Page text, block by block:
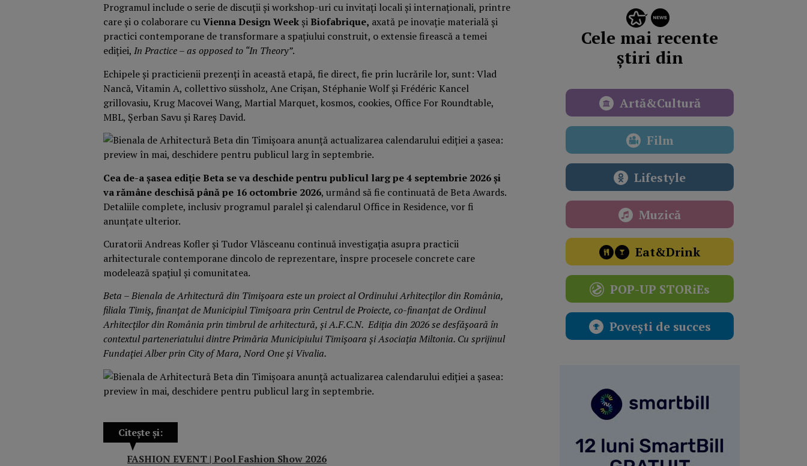
Programul include o serie de discuții și workshop-uri cu invitați locali și internaționali, printre
care și o colaborare cuVienna Design Week șiBiofabrique, axată pe inovație materială și
practici contemporane de transformare a spațiului construit, o extensie firească a temei
ediției, In Practice – as opposed to “In Theory”.
Echipele și practicienii prezenți în această etapă, fie direct, fie prin lucrările lor, sunt: Vlad
Nancă, Vitamin A, collettivo süssholz, Ane Crișan, Stéphanie Wolf și Frédéric Kancel
grillovasiu, Krug Macovei Wang, Martial Marquet, kosmos, cookies, Office For Roundtable,
MBL, Șerban Savu și Rareș David.
Cea de-a șasea ediție Beta se va deschide pentru publicul larg pe 4 septembrie 2026 și
va rămâne deschisă până pe 16 octombrie 2026, urmând să fie continuată de Beta Awards.
Detaliile complete, inclusiv programul paralel și calendarul Office in Residence, vor fi
anunțate ulterior.
Curatorii Andreas Kofler și Tudor Vlăsceanu continuă investigația asupra practicii
arhitecturale contemporane dincolo de reprezentare, înspre procesele concrete care
modelează spațiul și comunitatea.
Beta – Bienala de Arhitectură din Timișoara este un proiect al Ordinului Arhitecților din România,
filiala Timiș, finanțat de Municipiul Timișoara prin Centrul de Proiecte, co-finanțat de Ordinul
Arhitecților din România prin timbrul de arhitectură, și A.F.C.N. Ediția din 2026 se desfășoară în
contextul parteneriatului dintre Primăria Municipiului Timișoara și Asociația Miltonia. Cu sprijinul
Fundației Alber prin City of Mara, Nord One și Vivalia.
Citește și:
FASHION EVENT | Pool Fashion Show 2026
Cele mai recente
știri din
Artă&Cultură
Film
Lifestyle
Muzică
Eat&Drink
POP-UP STORiEs
Povești de succes